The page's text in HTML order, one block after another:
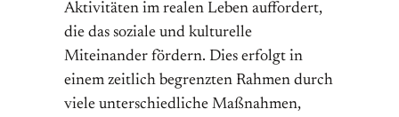
Aktivitäten im realen Leben auffordert,
die das soziale und kulturelle
Miteinander fördern. Dies erfolgt in
einem zeitlich begrenzten Rahmen durch
viele unterschiedliche Maßnahmen,